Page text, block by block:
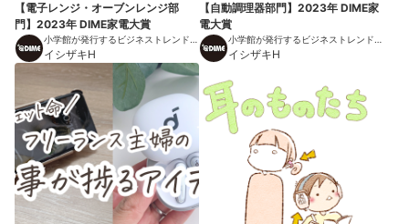
【電子レンジ・オーブンレンジ部
門】2023年 DIME家電大賞
小学館が発行するビジネストレンドマ
ガジン
イシザキH
【自動調理器部門】2023年 DIME家
電大賞
小学館が発行するビジネストレンドマ
ガジン
イシザキH